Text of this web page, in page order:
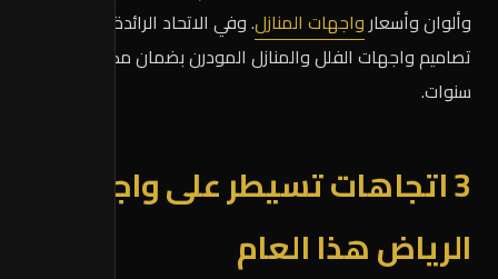
وألوان وأسعار واجهات المنازل. وفي الاتحاد الرائدة ننفّذ
سنوات.
3 اتجاهات تسيطر على واجهات
الرياض هذا العام